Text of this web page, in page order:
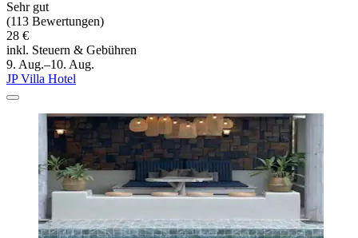
Sehr gut
(113 Bewertungen)
28 €
inkl. Steuern & Gebühren
9. Aug.–10. Aug.
JP Villa Hotel